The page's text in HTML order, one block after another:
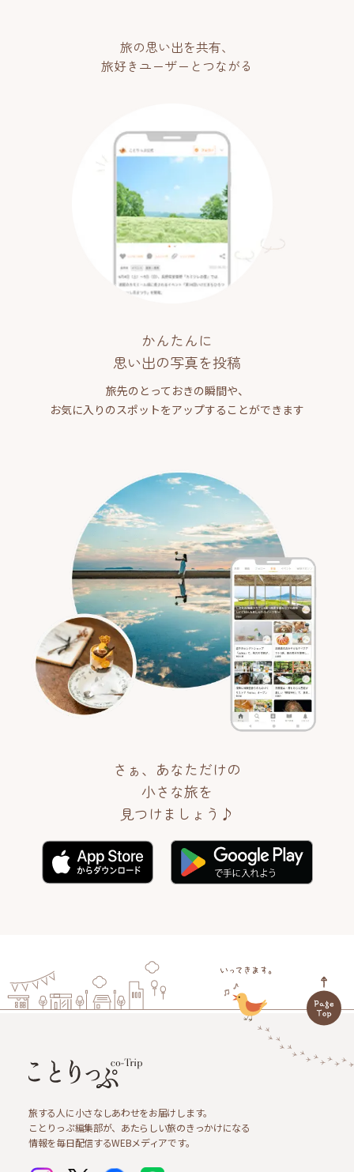
旅の思い出を共有、
旅好きユーザーとつながる
かんたんに
思い出の写真を投稿
旅先のとっておきの瞬間や、
お気に入りのスポットをアップすることができます
さぁ、あなただけの
小さな旅を
見つけましょう♪
旅する人に小さなしあわせをお届けします。
ことりっぷ編集部が、あたらしい旅のきっかけになる
情報を毎日配信するWEBメディアです。